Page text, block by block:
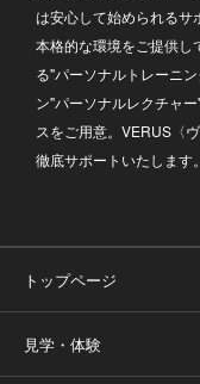
は安心して始められるサ
本格的な環境をご提供し
る"パーソナルトレーニ
ン"パーソナルレクチャ
スをご用意。VERUS〈
徹底サポートいたします。
トップページ
見学・体験